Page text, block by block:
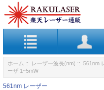
ホーム :: レーザー波長(nm) :: 561nm
ーザ 1~5mW
561nm レーザー